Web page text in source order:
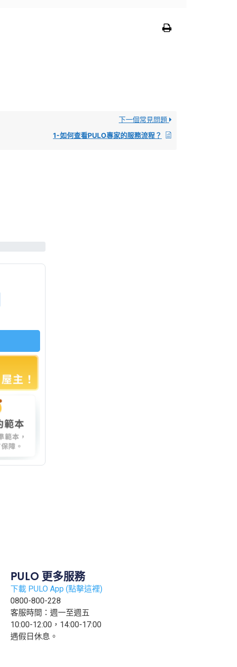
下一個常見問題
1-如何查看PULO專家的服務流程？
PULO 更多服務
下載 PULO App (點擊這裡)
0800-800-228
客服時間：週一至週五
10:00-12:00，14:00-17:00
遇假日休息。